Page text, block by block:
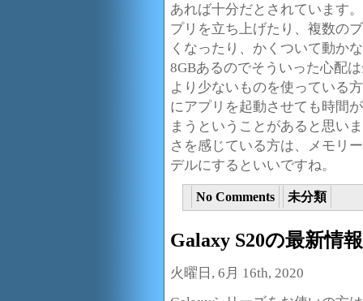
あれば十分だとされています
プリを立ち上げたり、複数の
くなったり、かくついて動か
8GBあるのでそういった心配
より少ないものを使っている
にアプリを起動させても時間
まうということがあると思い
さを感じている方は、メモリ
デルにするといいですね。
No Comments 未分類
Galaxy S20の最新情
火曜日, 6月 16th, 2020